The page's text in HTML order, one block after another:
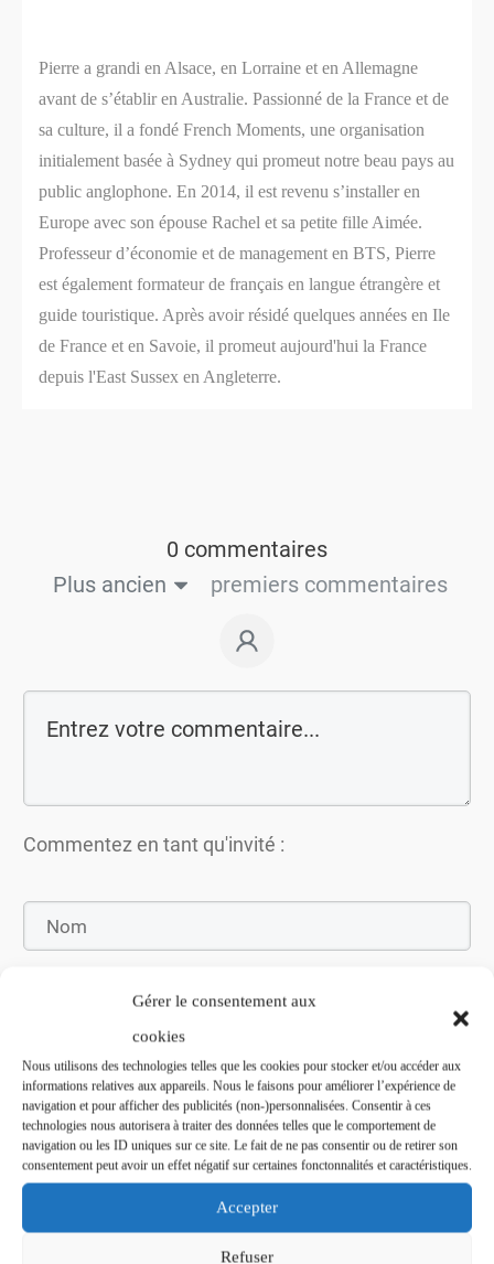
Gérer le consentement aux
cookies
Nous utilisons des technologies telles que les cookies pour stocker et/ou accéder aux
informations relatives aux appareils. Nous le faisons pour améliorer l’expérience de
navigation et pour afficher des publicités (non-)personnalisées. Consentir à ces
technologies nous autorisera à traiter des données telles que le comportement de
navigation ou les ID uniques sur ce site. Le fait de ne pas consentir ou de retirer son
consentement peut avoir un effet négatif sur certaines fonctonnalités et caractéristiques.
Accepter
Refuser
Pierre a grandi en Alsace, en Lorraine et en Allemagne
avant de s’établir en Australie. Passionné de la France et de
sa culture, il a fondé French Moments, une organisation
initialement basée à Sydney qui promeut notre beau pays au
public anglophone. En 2014, il est revenu s’installer en
Europe avec son épouse Rachel et sa petite fille Aimée.
Professeur d’économie et de management en BTS, Pierre
est également formateur de français en langue étrangère et
guide touristique. Après avoir résidé quelques années en Ile
de France et en Savoie, il promeut aujourd'hui la France
depuis l'East Sussex en Angleterre.
0 commentaires
Plus ancien
premiers commentaires
Commentez en tant qu'invité :
Soumettez le commentaire